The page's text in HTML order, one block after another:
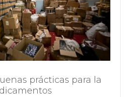
prácticas para la